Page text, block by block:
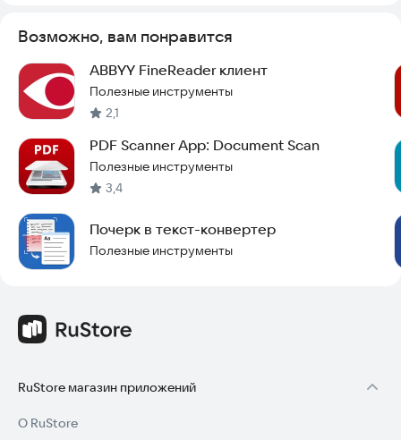
Возможно, вам понравится
ABBYY FineReader клиент
Полезные инструменты
2,1
PDF Scanner App: Document Scan
Полезные инструменты
3,4
Почерк в текст-конвертер
Полезные инструменты
RuStore магазин приложений
О RuStore